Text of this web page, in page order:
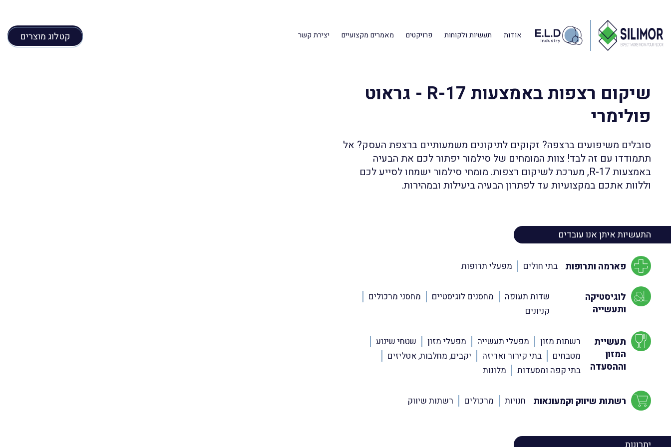
אודות תעשיות ולקוחות פרויקטים מאמרים מקצועיים יצירת קשר קטלוג מוצרים דף הבית»מוצרים» שיקום רצפות»גראוט פולימרי R17 לתיקון ושיקום רצפות (מערכת)
שיקום רצפות באמצעות R-17 - גראוט
פולימרי
סובלים משיפועים ברצפה? זקוקים לתיקונים משמעותיים ברצפת העסק? אל
תתמודדו עם זה לבד! צוות המומחים של סילמור יפתור לכם את הבעיה
באמצעות R-17, מערכת לשיקום רצפות. מומחי סילמור ישמחו לסייע לכם
וללוות אתכם במקצועיות עד לפתרון הבעיה ביעילות ובמהירות.
התעשיות איתן אנו עובדים
פארמה ותרופות בתי חולים מפעלי תרופות
לוגיסטיקה
ותעשייה
שדות תעופה מחסנים לוגיסטיים
מחסני מרכולים
קניונים
תעשיית
המזון
וההסעדה
רשתות מזון מפעלי תעשייה מפעלי מזון
שטחי שינוע
מטבחים
בתי קירור ואריזה
יקבים, מחלבות, אטליזים
בתי קפה ומסעדות
מלונות
רשתות שיווק וקמעונאות חנויות מרכולים רשתות שיווק